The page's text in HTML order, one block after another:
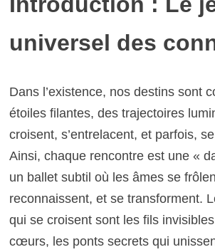
universel des
Dans l’existence, nos destins sont
étoiles filantes, des trajectoires
croisent, s’entrelacent, et parfois,
Ainsi, chaque rencontre est une «
un ballet subtil où les âmes se
reconnaissent, et se transforment.
qui se croisent sont les fils
cœurs, les ponts secrets qui